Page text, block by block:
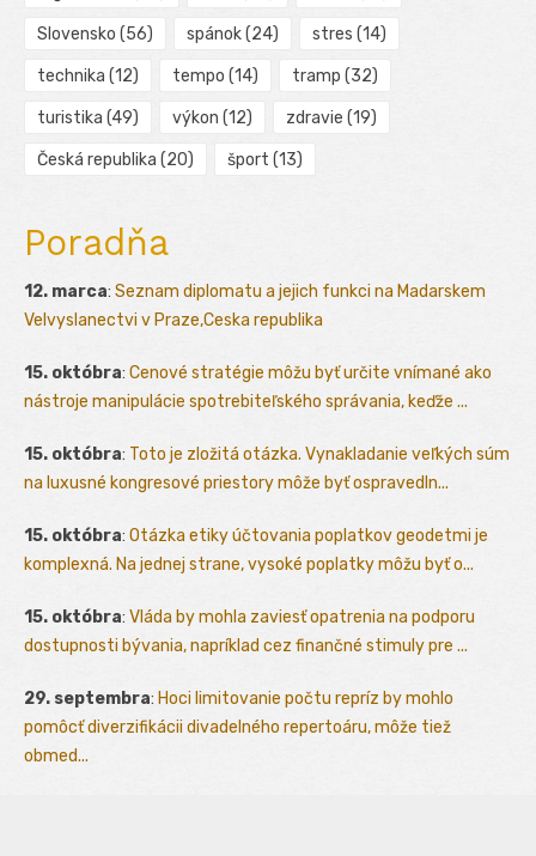
Slovensko (56) spánok(24) stres (14)
technika (12) tempo (14) tramp (32)
turistika (49) výkon (12) zdravie (19)
Česká republika (20) šport (13)
Poradňa
12. marca: Seznam diplomatu a jejich funkci na Madarskem
Velvyslanectvi v Praze,Ceska republika
15. októbra: Cenové stratégie môžu byť určite vnímané ako
nástroje manipulácie spotrebiteľského správania, keďže ...
15. októbra: Toto je zložitá otázka. Vynakladanie veľkých súm
na luxusné kongresové priestory môže byť ospravedln...
15. októbra: Otázka etiky účtovania poplatkov geodetmi je
komplexná. Na jednej strane, vysoké poplatky môžu byť o...
15. októbra: Vláda by mohla zaviesť opatrenia na podporu
dostupnosti bývania, napríklad cez finančné stimuly pre ...
29. septembra: Hoci limitovanie počtu repríz by mohlo
pomôcť diverzifikácii divadelného repertoáru, môže tiež
obmed...